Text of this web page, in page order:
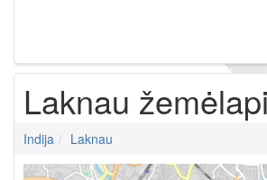
Laknau
Indija Laknau